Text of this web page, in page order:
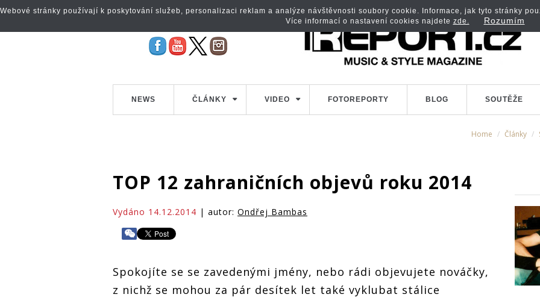
NEWS ČLÁNKY VIDEO FOTOREPORTY BLOG SOUTĚŽE
Home Články
TOP 12 zahraničních objevů roku 2014
Vydáno 14.12.2014 | autor: Ondřej Bambas
Spokojíte se se zavedenými jmény, nebo rádi objevujete nováčky,
z nichž se mohou za pár desítek let také vyklubat stálice
Webové stránky používají k poskytování služeb, personalizaci reklam a analýze návštěvnosti soubory cookie. Informace, jak tyto stránky
Více informací o nastavení cookies najdete zde. Rozumím